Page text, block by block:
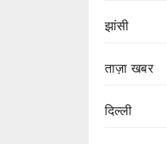
झांसी
ताज़ा खबर
दिल्ली